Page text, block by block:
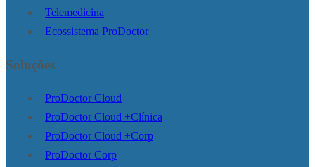
Telemedicina
Ecossistema ProDoctor
Soluções
ProDoctor Cloud
ProDoctor Cloud +Clínica
ProDoctor Cloud +Corp
ProDoctor Corp